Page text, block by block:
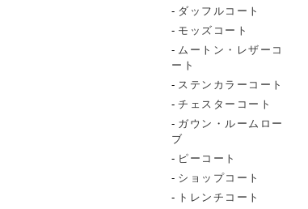
ダッフルコート
モッズコート
ムートン・レザーコ
ート
ステンカラーコート
チェスターコート
ガウン・ルームロー
ブ
ピーコート
ショップコート
トレンチコート